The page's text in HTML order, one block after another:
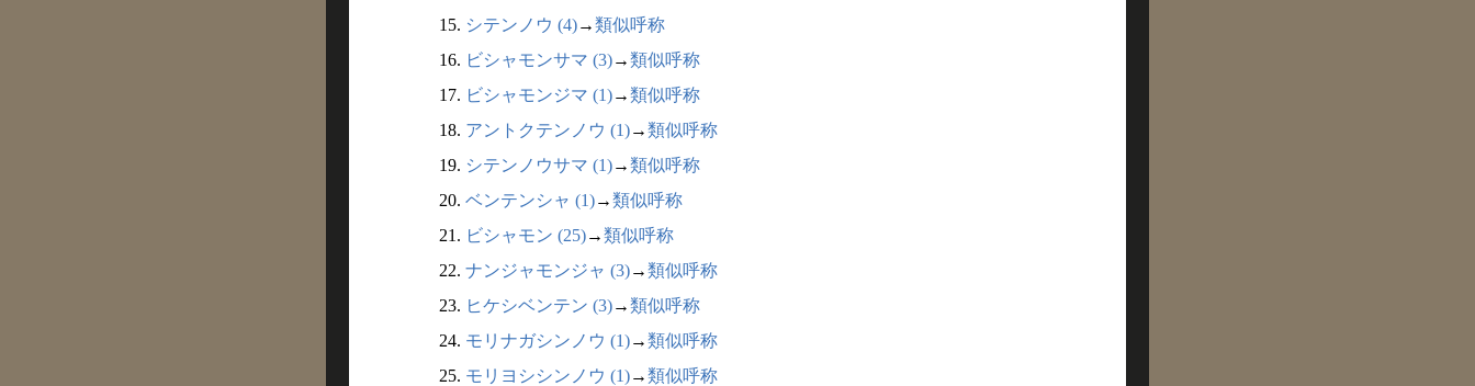
15. シテンノウ (4)→類似呼称
16. ビシャモンサマ (3)→類似呼称
17. ビシャモンジマ (1)→類似呼称
18. アントクテンノウ (1)→類似呼称
19. シテンノウサマ (1)→類似呼称
20. ベンテンシャ (1)→類似呼称
21. ビシャモン (25)→類似呼称
22. ナンジャモンジャ (3)→類似呼称
23. ヒケシベンテン (3)→類似呼称
24. モリナガシンノウ (1)→類似呼称
25. モリヨシシンノウ (1)→類似呼称